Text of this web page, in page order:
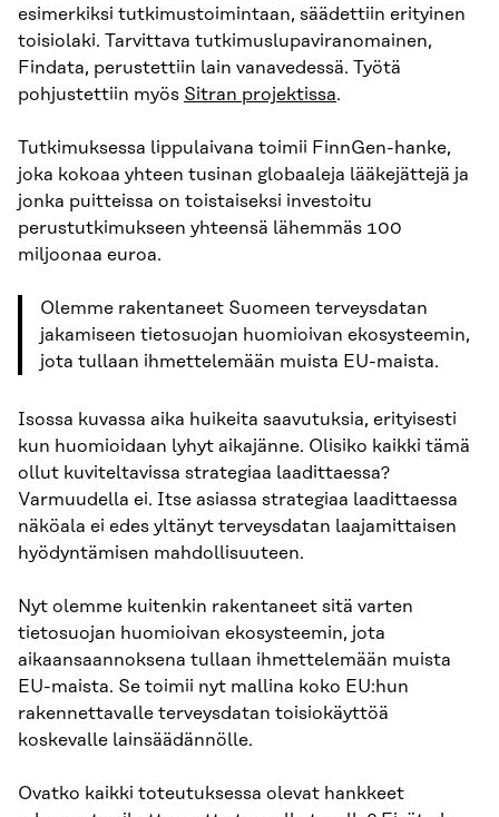
esimerkiksi tutkimustoimintaan, säädettiin erityinen
toisiolaki. Tarvittava tutkimuslupaviranomainen,
Findata, perustettiin lain vanavedessä. Työtä
pohjustettiin myös Sitran projektissa.
Tutkimuksessa lippulaivana toimii FinnGen-hanke,
joka kokoaa yhteen tusinan globaaleja lääkejättejä ja
jonka puitteissa on toistaiseksi investoitu
perustutkimukseen yhteensä lähemmäs 100
miljoonaa euroa.
Olemme rakentaneet Suomeen terveysdatan
jakamiseen tietosuojan huomioivan ekosysteemin,
jota tullaan ihmettelemään muista EU-maista.
Isossa kuvassa aika huikeita saavutuksia, erityisesti
kun huomioidaan lyhyt aikajänne. Olisiko kaikki tämä
ollut kuviteltavissa strategiaa laadittaessa?
Varmuudella ei. Itse asiassa strategiaa laadittaessa
näköala ei edes yltänyt terveysdatan laajamittaisen
hyödyntämisen mahdollisuuteen.
Nyt olemme kuitenkin rakentaneet sitä varten
tietosuojan huomioivan ekosysteemin, jota
aikaansaannoksena tullaan ihmettelemään muista
EU-maista. Se toimii nyt mallina koko EU:hun
rakennettavalle terveysdatan toisiokäyttöä
koskevalle lainsäädännölle.
Ovatko kaikki toteutuksessa olevat hankkeet